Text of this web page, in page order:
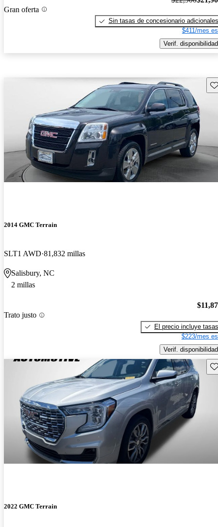
Gran oferta
Sin tasas de concesionario adicionales
$411/mes
Verif. disponibilidad
2014 GMC Terrain
SLT1 AWD 81,832 millas
Salisbury, NC
2 millas
Trato justo
El precio incluye tasas
$223/mes
Verif. disponibilidad
2022 GMC Terrain